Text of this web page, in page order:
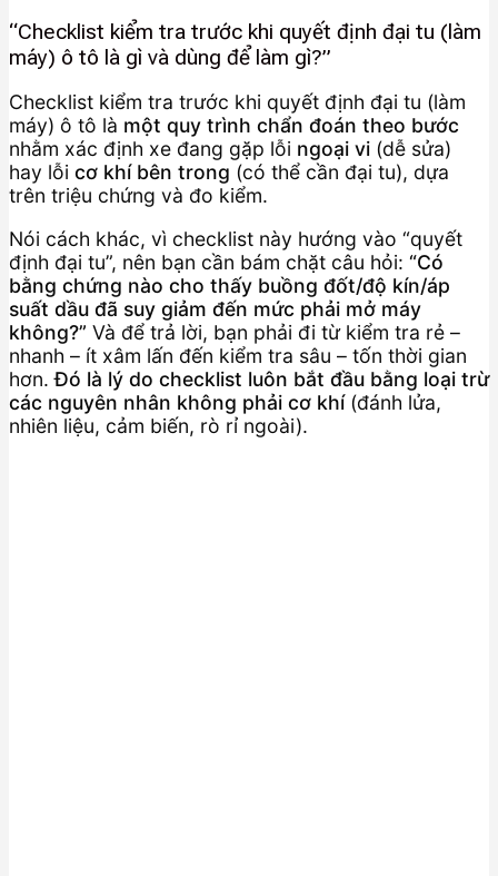
“Checklist kiểm tra trước khi quyết định đại tu (làm
máy) ô tô là gì và dùng để làm gì?”
Checklist kiểm tra trước khi quyết định đại tu (làm
máy) ô tô là một quy trình chẩn đoán theo bước
nhằm xác định xe đang gặp lỗi ngoại vi (dễ sửa)
hay lỗi cơ khí bên trong (có thể cần đại tu), dựa
trên triệu chứng và đo kiểm.
Nói cách khác, vì checklist này hướng vào “quyết
định đại tu”, nên bạn cần bám chặt câu hỏi: “Có
bằng chứng nào cho thấy buồng đốt/độ kín/áp
suất dầu đã suy giảm đến mức phải mở máy
không?” Và để trả lời, bạn phải đi từ kiểm tra rẻ –
nhanh – ít xâm lấn đến kiểm tra sâu – tốn thời gian
hơn.Đó là lý do checklist luôn bắt đầu bằng loại trừ
các nguyên nhân không phải cơ khí(đánh lửa,
nhiên liệu, cảm biến, rò rỉ ngoài).